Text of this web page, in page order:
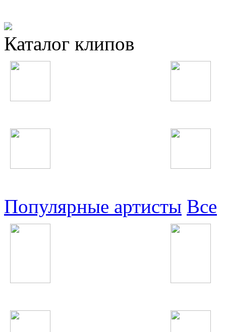
Каталог клипов
Популярные артисты Все